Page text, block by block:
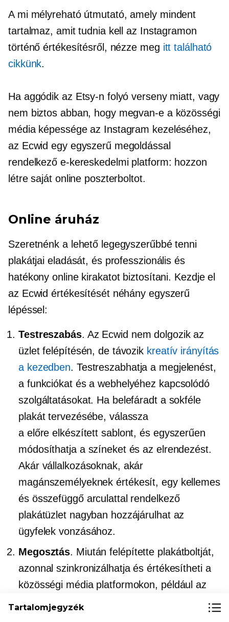
A mi mélyrehatóútmutató, amely mindent
tartalmaz, amit tudnia kell az Instagramon
történő értékesítésről, nézze meg itt található
cikkünk.
Ha aggódik az Etsy-n folyó verseny miatt, vagy
nem biztos abban, hogy megvan-e a közösségi
média képessége az Instagram kezeléséhez,
az Ecwid egy egyszerű megoldással
rendelkező e-kereskedelmi platform: hozzon
létre saját online poszterboltot.
Online áruház
Szeretnénk a lehető legegyszerűbbé tenni
plakátjai eladását, és professzionális és
hatékony online kirakatot biztosítani. Kezdje el
az Ecwid értékesítését néhány egyszerű
lépéssel:
Testreszabás. Az Ecwid nem dolgozik az
üzlet felépítésén, de távozik kreatív irányítás
a kezedben. Testreszabhatja a megjelenést,
a funkciókat és a webhelyéhez kapcsolódó
szolgáltatásokat. Ha belefáradt a sokféle
plakát tervezésébe, válassza
a előre elkészített sablont, és egyszerűen
módosíthatja a színeket és az elrendezést.
Akár vállalkozásoknak, akár
magánszemélyeknek értékesít, egy kellemes
és összefüggő arculattal rendelkező
plakátüzlet nagyban hozzájárulhat az
ügyfelek vonzásához.
Megosztás. Miután felépítette plakátboltját,
azonnal szinkronizálhatja és értékesítheti a
közösségi média platformokon, például az
Instagramon és a Facebookon. Amikor
Tartalomjegyzék